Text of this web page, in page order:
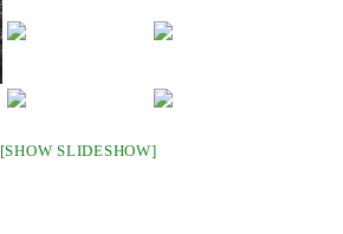
[SHOW SLIDESHOW]